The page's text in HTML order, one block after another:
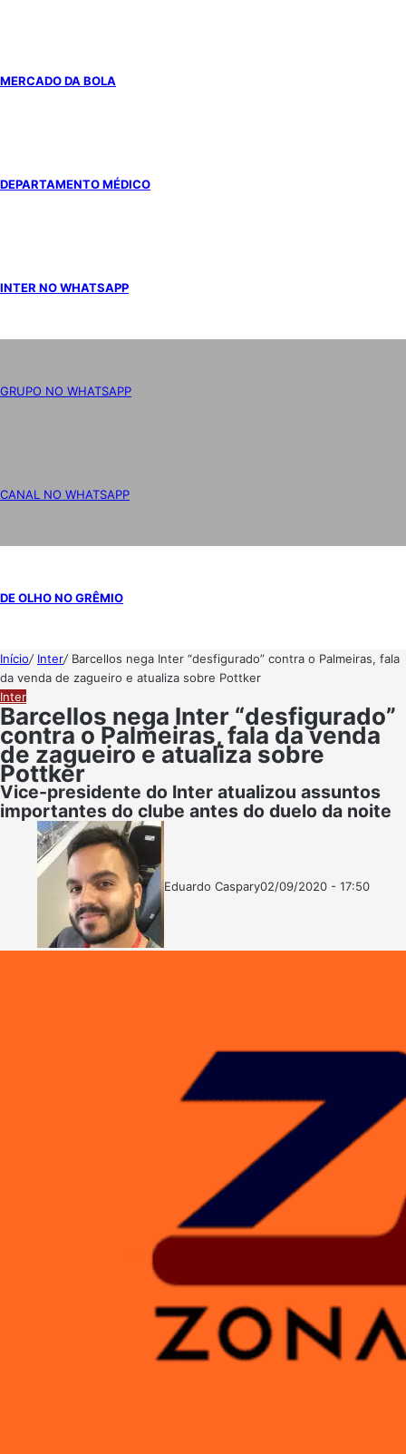
MERCADO DA BOLA
DEPARTAMENTO MÉDICO
INTER NO WHATSAPP
GRUPO NO WHATSAPP
CANAL NO WHATSAPP
DE OLHO NO GRÊMIO
Início/ Inter/ Barcellos nega Inter “desfigurado” contra o Palmeiras, fala
da venda de zagueiro e atualiza sobre Pottker
Inter
Barcellos nega Inter “desfigurado”
contra o Palmeiras, fala da venda
de zagueiro e atualiza sobre
Pottker
Vice-presidente do Inter atualizou assuntos
importantes do clube antes do duelo da noite
Eduardo CasparyFollow
Mande
02/09/2020 - 17:50